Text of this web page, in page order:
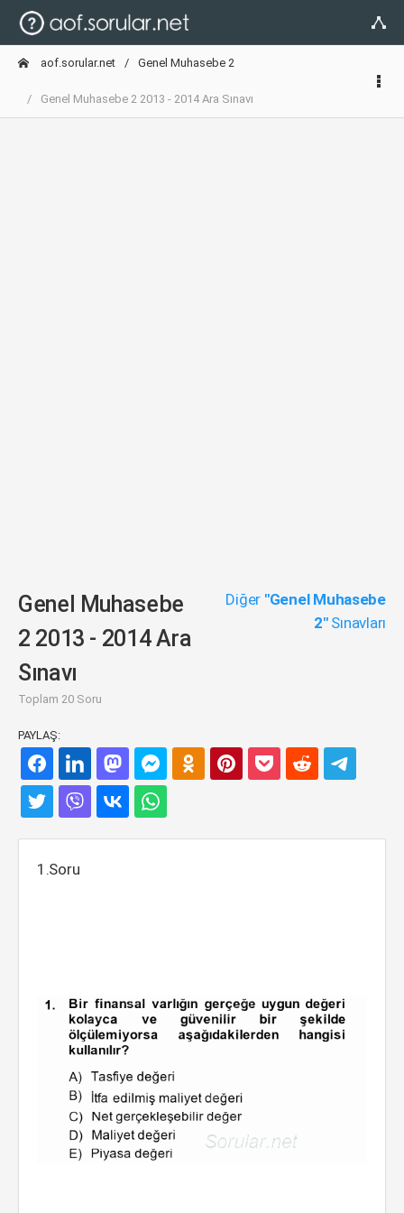
aof.sorular.net Genel Muhasebe 2
Genel Muhasebe 2 2013 - 2014 Ara Sınavı
Genel Muhasebe
2 2013 - 2014 Ara
Sınavı
Toplam 20 Soru
Diğer "Genel Muhasebe
2"Sınavları
PAYLAŞ:
1.Soru